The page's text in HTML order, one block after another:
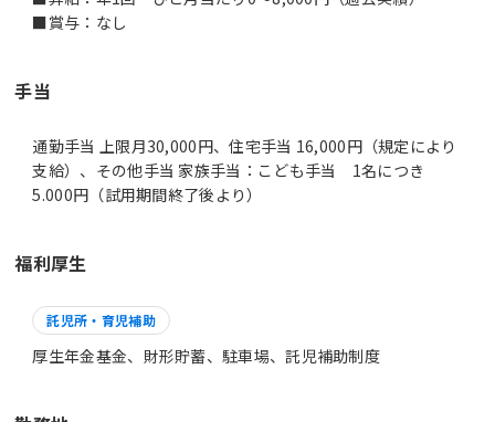
■賞与：なし
手当
通勤手当 上限月30,000円、住宅手当 16,000円（規定により
支給）、その他手当 家族手当：こども手当 1名につき
5.000円（試用期間終了後より）
福利厚生
託児所・育児補助
厚生年金基金、財形貯蓄、駐車場、託児補助制度